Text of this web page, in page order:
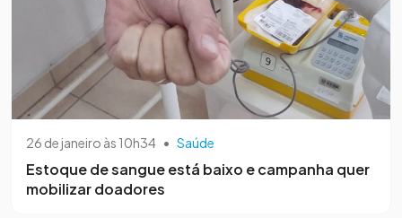
26 de janeiro às 10h34 • Saúde
Estoque de sangue está baixo e campanha quer
mobilizar doadores